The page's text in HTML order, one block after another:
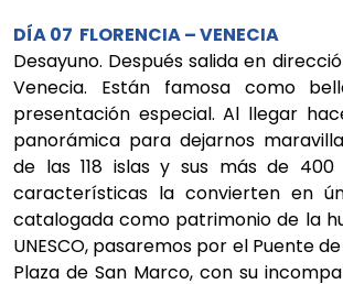
DÍA 07 FLORENCIA – VENECIA
Desayuno. Después salida en
Venecia. Están famosa como
presentación especial. Al llegar
panorámica para dejarnos
de las 118 islas y sus más de 400
características la convierten en
catalogada como patrimonio de la
UNESCO, pasaremos por el Puente
Plaza de San Marco, con su